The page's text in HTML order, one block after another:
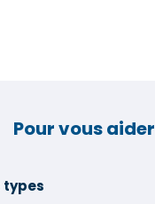
Pour vous aider
types